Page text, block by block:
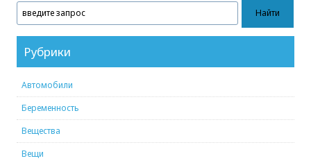
Рубрики
Автомобили
Беременность
Вещества
Вещи